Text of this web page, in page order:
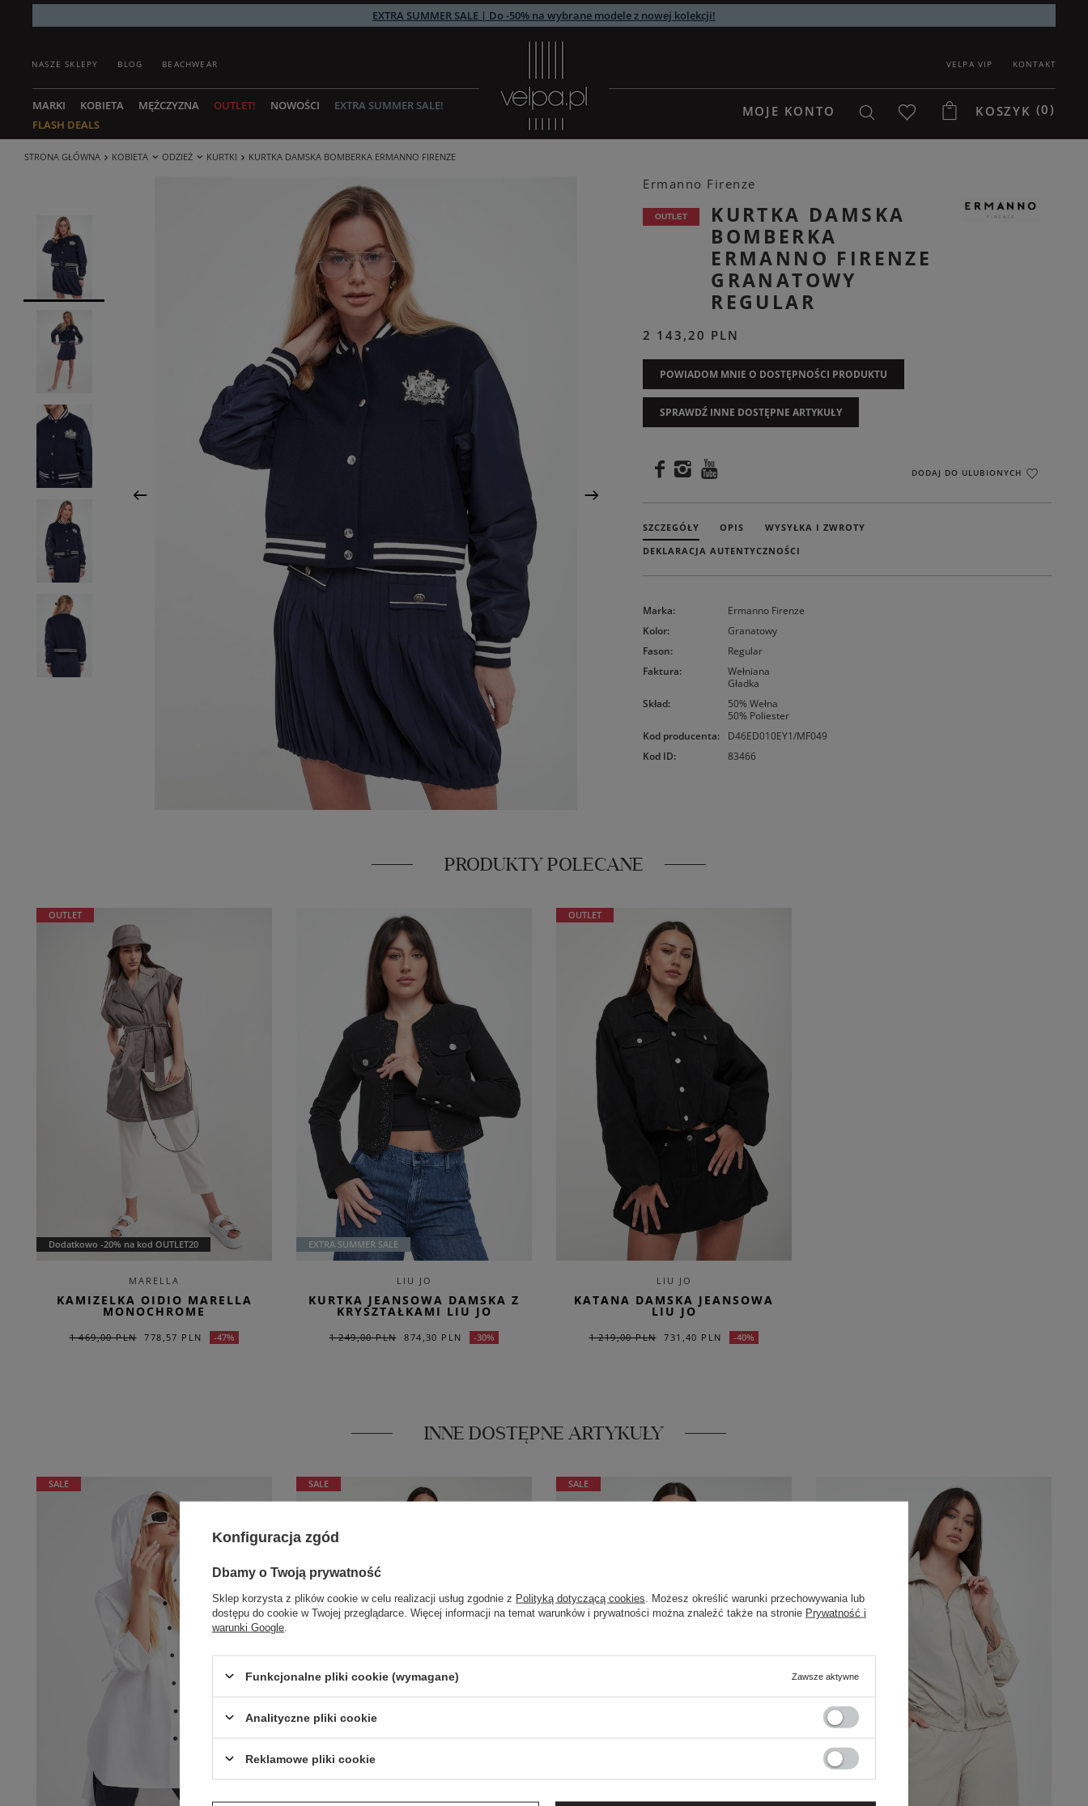
EXTRA SUMMER SALE | Do -50% na wybrane modele z nowej kolekcji!
NASZE SKLEPY BLOG BEACHWEAR KONTAKT
VELPA VIP
MARKI KOBIETA MĘŻCZYZNA OUTLET! NOWOŚCI
EXTRA SUMMER SALE!
FLASH DEALS
MOJE KONTO KOSZYK (0)
STRONA GŁÓWNA KOBIETA ODZIEŻ KURTKI KURTKA DAMSKA BOMBERKA ERMANNO FIRENZE
Ermanno Firenze
OUTLET
KURTKA DAMSKA
BOMBERKA
ERMANNO FIRENZE
GRANATOWY
REGULAR
2 143,20 PLN
POWIADOM MNIE O DOSTĘPNOŚCI PRODUKTU
SPRAWDŹ INNE DOSTĘPNE ARTYKUŁY
DODAJ DO ULUBIONYCH
SZCZEGÓŁY OPIS
WYSYŁKA I ZWROTY
DEKLARACJA AUTENTYCZNOŚCI
Marka:
Ermanno Firenze
Kolor:
Granatowy
Fason:
Regular
Faktura:
Wełniana
Gładka
Skład:
50% Wełna
50% Poliester
Kod producenta:
D46ED010EY1/MF049
Kod ID: 83466
PRODUKTY POLECANE
Dodatkowo -20% na kod OUTLET20
OUTLET
MARELLA
KAMIZELKA OIDIO MARELLA
MONOCHROME
1 469,00 PLN 778,57 PLN -47%
EXTRA SUMMER SALE
LIU JO
KURTKA JEANSOWA DAMSKA Z
KRYSZTAŁKAMI LIU JO
1 249,00 PLN 874,30 PLN -30%
OUTLET
LIU JO
KATANA DAMSKA JEANSOWA
LIU JO
1 219,00 PLN 731,40 PLN -40%
INNE DOSTĘPNE ARTYKUŁY
SALE SALE SALE
Konfiguracja zgód
Dbamy o Twoją prywatność
Sklep korzysta z plików cookie w celu realizacji usług zgodnie z Polityką dotyczącą cookies . Możesz określić warunki przechowywania lub
dostępu do cookie w Twojej przeglądarce. Więcej informacji na temat warunków i prywatności można znaleźć także na stronie Prywatność i
warunki Google
Funkcjonalne pliki cookie (wymagane) Zawsze aktywne
Analityczne pliki cookie
Reklamowe pliki cookie